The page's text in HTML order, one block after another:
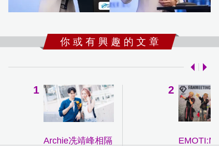
你 或 有 興 趣 的 文 章
Archie冼靖峰相隔 EMOTI:M